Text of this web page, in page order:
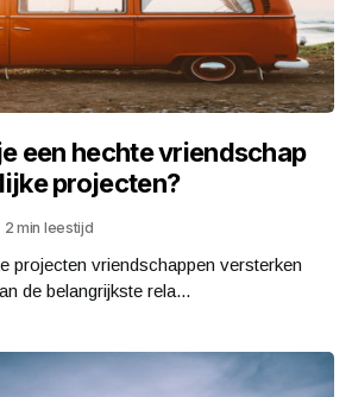
een hechte vriendschap
projecten?
2 min leestijd
projecten vriendschappen versterken
de belangrijkste rela...